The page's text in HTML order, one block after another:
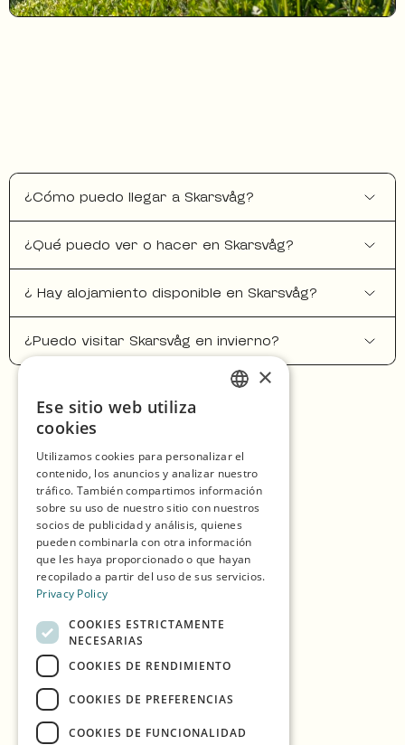
¿Cómo puedo llegar a Skarsvåg?
¿Qué puedo ver o hacer en Skarsvåg?
¿ Hay alojamiento disponible en Skarsvåg?
¿Puedo visitar Skarsvåg en invierno?
Experiencias
Comer y Beber
Alojamiento
Compras
Temporadas
Nuestros Socios
SPANISH
NORWEGIAN
×
Ese sitio web utiliza
cookies
Utilizamos cookies para personalizar el
contenido, los anuncios y analizar nuestro
tráfico. También compartimos información
sobre su uso de nuestro sitio con nuestros
socios de publicidad y análisis, quienes
pueden combinarla con otra información
que les haya proporcionado o que hayan
recopilado a partir del uso de sus servicios.
Privacy Policy
COOKIES ESTRICTAMENTE
NECESARIAS
COOKIES DE RENDIMIENTO
COOKIES DE PREFERENCIAS
COOKIES DE FUNCIONALIDAD